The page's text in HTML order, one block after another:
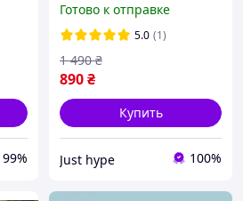
99%
мокасины размер 42,
серые Код 00-0724
Готово к отправке
5.0 (1)
890₴
1 490 ₴
Купить
Just hype 100%